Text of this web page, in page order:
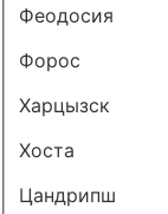
Феодосия
Форос
Харцызск
Хоста
Цандрипш